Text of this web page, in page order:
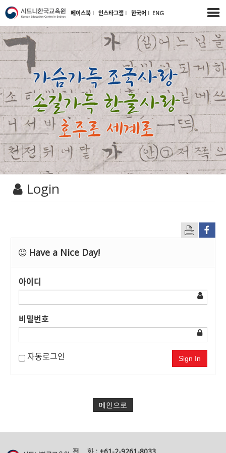
페이스북 l 인스타그램 l 한국어 l ENG
Login
Have a Nice Day!
아이디
비밀번호
자동로그인 Sign In
메인으로